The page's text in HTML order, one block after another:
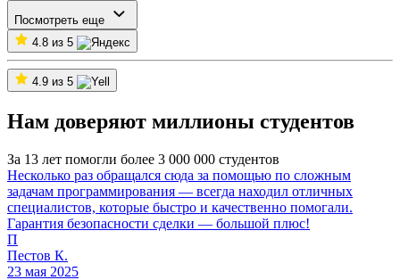
Посмотреть еще
4.8 из 5
4.9 из 5
Нам доверяют миллионы студентов
За 13 лет помогли более 3 000 000 студентов
Несколько раз обращался сюда за помощью по сложным
задачам программирования — всегда находил отличных
специалистов, которые быстро и качественно помогали.
Гарантия безопасности сделки — большой плюс!
П
Пестов К.
23 мая 2025